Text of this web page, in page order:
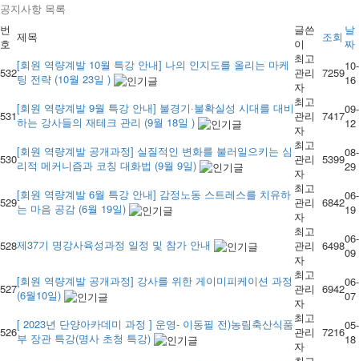
공지사항 목록
번
호 제목
글쓴
이
조회 날
짜
532
[회원 역량계발 10월 특강 안내] 나의 인지도를 올리는 마케
팅 전략 (10월 23일 )
최고
관리
자
725910-
16
531
[회원 역량계발 9월 특강 안내] 불경기·불확실성 시대를 대비
하는 강사들의 재테크 관리 (9월 18일 )
최고
관리
자
741709-
12
530
[회원 역량계발 공개과정] 실질적인 변화를 불러일으키는 심
리적 메커니즘과 코칭 대화법 (9월 9일)
최고
관리
자
539908-
29
529
[회원 역량계발 6월 특강 안내] 감정노동 스트레스를 치유하
는 마음 공감 (6월 19일)
최고
관리
자
684206-
19
528제37기 명강사육성과정 일정 및 참가 안내
최고
관리
자
649806-
09
527
[회원 역량계발 공개과정] 강사를 위한 게이미피케이션 과정
(6월10일)
최고
관리
자
694206-
07
526
[ 2023년 단양아카데미 과정 ] 운영- 이동필 전)농림축산식품
부 장관 특강(명사 초청 특강)
최고
관리
자
721605-
18